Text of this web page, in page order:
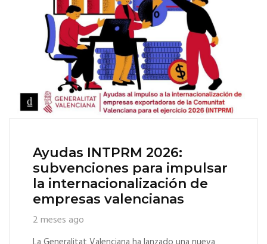
Ayudas INTPRM 2026:
subvenciones para impulsar
la internacionalización de
empresas valencianas
2 meses ago